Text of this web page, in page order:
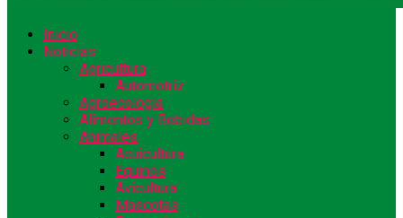
Inicio
Noticias
Agricultura
Automotriz
Agroecología
Alimentos y Bebidas
Animales
Acuicultura
Equinos
Avicultura
Mascotas